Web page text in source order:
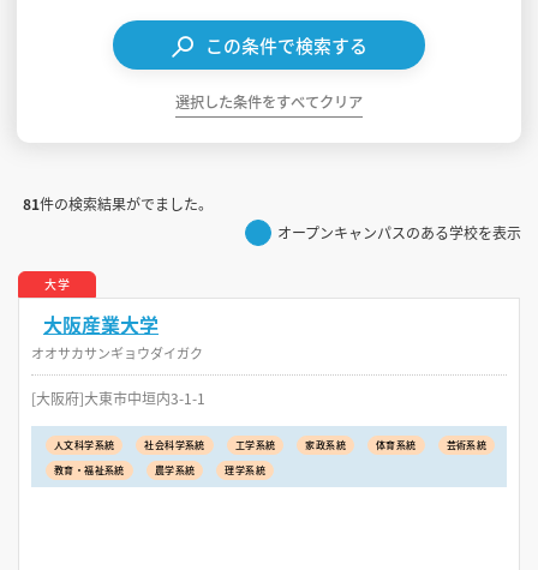
この条件で検索する
選択した条件をすべてクリア
81件の検索結果がでました。
オープンキャンパスのある学校を表示
大学
大阪産業大学
オオサカサンギョウダイガク
[大阪府]大東市中垣内3-1-1
人文科学系統 社会科学系統 工学系統 家政系統 体育系統
芸術系統
教育・福祉系統
農学系統 理学系統